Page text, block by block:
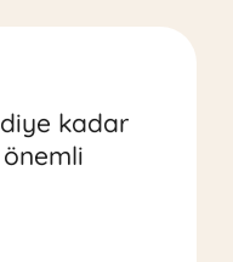
kadar